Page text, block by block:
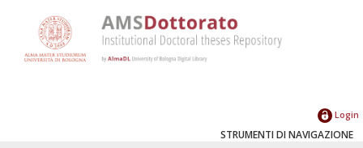
Login
STRUMENTI DI NAVIGAZIONE